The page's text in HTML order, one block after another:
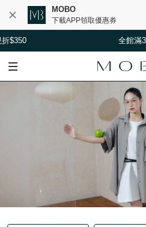
MOBO
下載APP領取優惠券
全館滿3000輸入